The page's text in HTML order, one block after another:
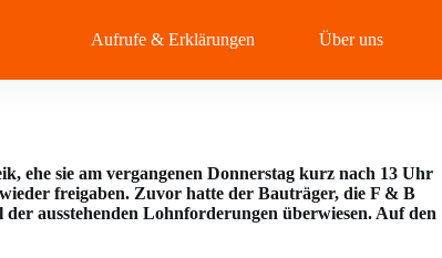
Aufrufe & Erklärungen Über uns
ehe sie am vergangenen Donnerstag kurz nach 13 Uhr
freigaben. Zuvor hatte der Bauträger, die F & B
ausstehenden Lohnforderungen überwiesen. Auf den